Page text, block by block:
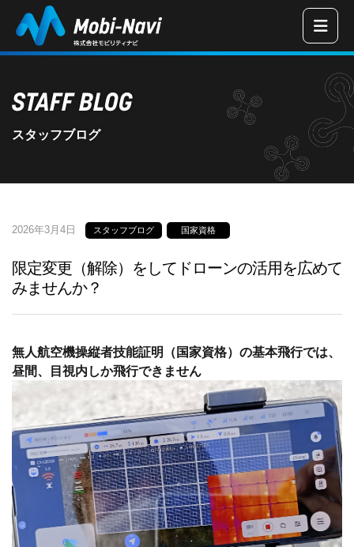
三重県津市
STAFF BLOG
スタッフブログ
2026年3月4日 スタッフブログ 国家資格
限定変更（解除）をしてドローンの活用を広めて
みませんか？
無人航空機操縦者技能証明（国家資格）の基本飛行では、
昼間、目視内しか飛行できません